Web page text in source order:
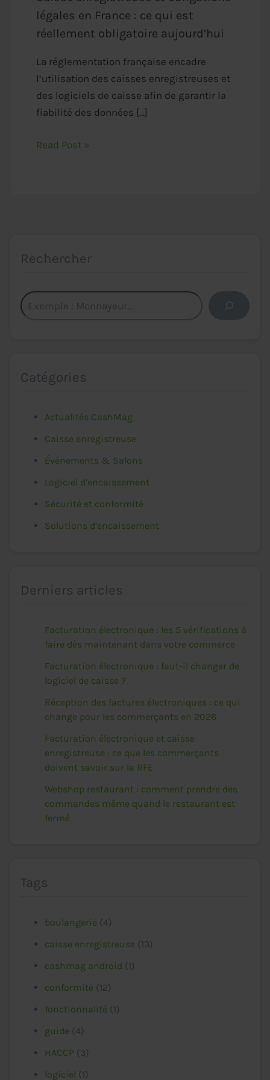
légales en France : ce qui est
réellement obligatoire aujourd’hui
La réglementation française encadre
l’utilisation des caisses enregistreuses et
des logiciels de caisse afin de garantir la
fiabilité des données […]
Read Post »
Rechercher
Rechercher
Catégories
Actualités CashMag
Caisse enregistreuse
Événements & Salons
Logiciel d’encaissement
Sécurité et conformité
Solutions d’encaissement
Derniers articles
Facturation électronique : les 5 vérifications à
faire dès maintenant dans votre commerce
Facturation électronique : faut-il changer de
logiciel de caisse ?
Réception des factures électroniques : ce qui
change pour les commerçants en 2026
Facturation électronique et caisse
enregistreuse : ce que les commerçants
doivent savoir sur la RFE
Webshop restaurant : comment prendre des
commandes même quand le restaurant est
fermé
Tags
boulangerie (4)
caisse enregistreuse (13)
cashmag android (1)
conformité (12)
fonctionnalité (1)
guide (4)
HACCP (3)
logiciel (1)